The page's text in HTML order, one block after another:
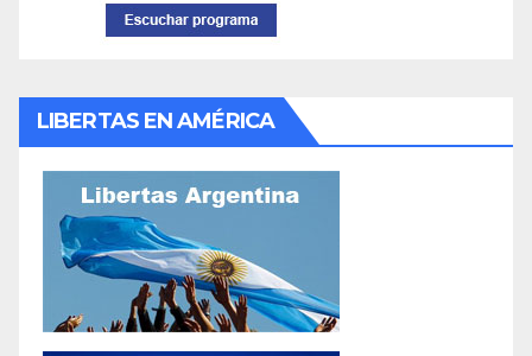
LIBERTAS EN AMÉRICA